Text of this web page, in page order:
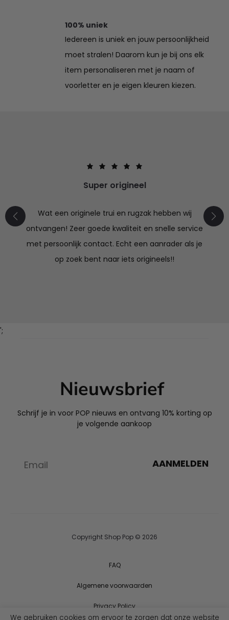
100% uniek
Iedereen is uniek en jouw persoonlijkheid
moet stralen! Daarom kun je bij ons elk
item personaliseren met je naam of
voorletter en je eigen kleuren kiezen.
Super origineel
Wat een originele trui en rugzak hebben wij
ontvangen! Zeer goede kwaliteit en snelle service
met persoonlijk contact. Echt een aanrader als je
op zoek bent naar iets origineels!!
';
Nieuwsbrief
Schrijf je in voor POP nieuws en ontvang 10% korting op
je volgende aankoop
AANMELDEN
Copyright Shop Pop © 2026
FAQ
Algemene voorwaarden
Privacy Policy
We gebruiken cookies om ervoor te zorgen dat onze website